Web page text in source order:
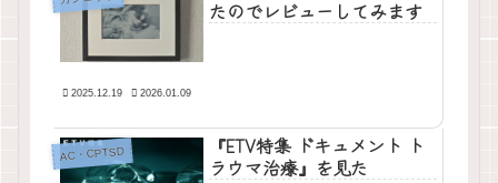
たのでレビューしてみます
2025.12.19 2026.01.09
AC・CPTSD
『ETV特集 ドキュメント ト
ラウマ治療』を見た